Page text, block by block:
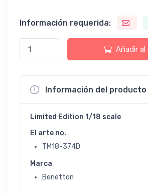
Información requerida:
Añadir
Información del producto
Limited Edition 1/18 scale
El arte no.
TM18-374D
Marca
Benetton